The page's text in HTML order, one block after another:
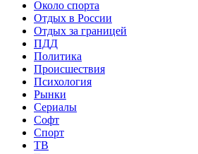
Около спорта
Отдых в России
Отдых за границей
ПДД
Политика
Происшествия
Психология
Рынки
Сериалы
Софт
Спорт
ТВ